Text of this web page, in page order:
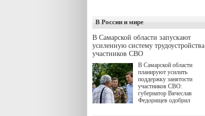
В России и мире
В Самарской области запускают
усиленную систему трудоустройства
участников СВО
В Самарской области
планируют усилить
поддержку занятости
участников СВО:
губернатор Вячеслав
Федорищев одобрил